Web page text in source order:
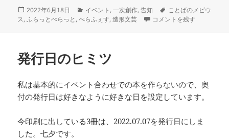
投
稿
2022年6月18日
カ
テ
イベント ,一次創作,告知
タ
グ
ことばのメビウ
ス,ふらっとぺらっと ,ぺらふぇす,造形文芸 ぺらっとふぇす2022夏 #
コメントを残す
発行日のヒミツ
私は基本的にイベント合わせでの本を作らないので、奥
付の発行日は好きなように好きな日を設定しています。
今印刷に出している3冊は、2022.07.07を発行日にしま
した。七夕です。